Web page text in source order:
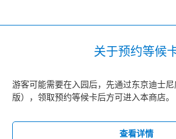
关于预约等候
游客可能需要在入园后，先通过东京迪士
版），领取预约等候卡后方可进入本商店。
查看详情